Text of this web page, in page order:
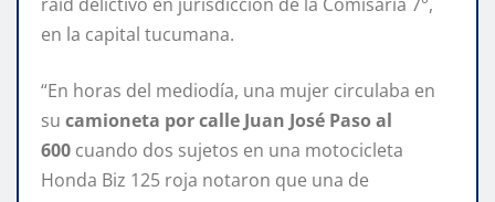
en la capital tucumana.
“En horas del mediodía, una mujer circulaba en
su camioneta por calle Juan José Paso al
600 cuando dos sujetos en una motocicleta
Honda Biz 125 roja notaron que una de